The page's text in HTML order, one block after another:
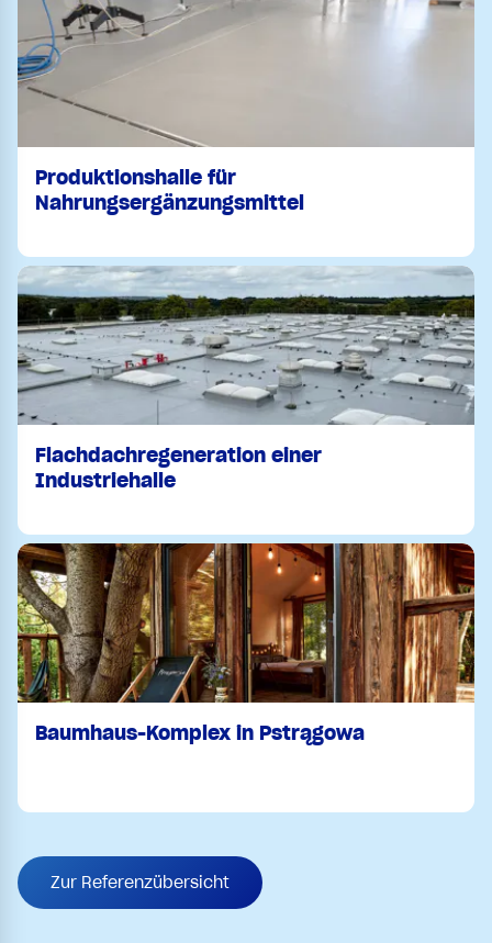
Produktionshalle für
Nahrungsergänzungsmittel
Flachdachregeneration einer
Industriehalle
Baumhaus-Komplex in Pstrągowa
Zur Referenzübersicht